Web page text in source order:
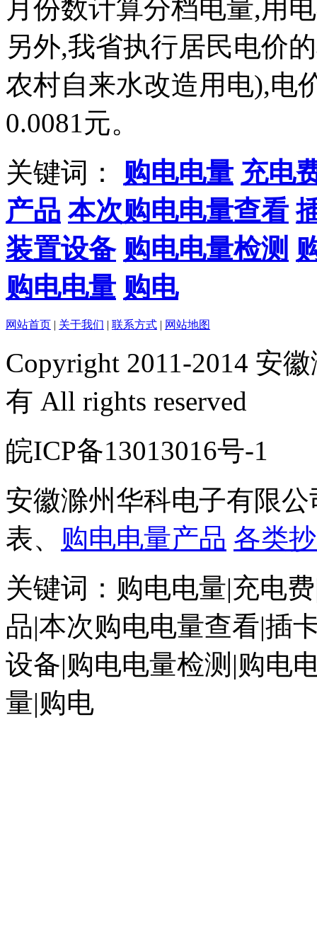
月份数计算分档电量,用
另外,我省执行居民电价
农村自来水改造用电),电
0.0081元。
关键词： 购电电量 充电
产品 本次购电电量查看
装置设备 购电电量检测
购电电量 购电
网站首页 | 关于我们 | 联系方式 | 网站地图
Copyright 2011-2014 安
有 All rights reserved
皖ICP备13013016号-
安徽滁州华科电子有限公
表、 购电电量产品 各类
关键词：购电电量|充电
品|本次购电电量查看|插
设备|购电电量检测|购电
量|购电